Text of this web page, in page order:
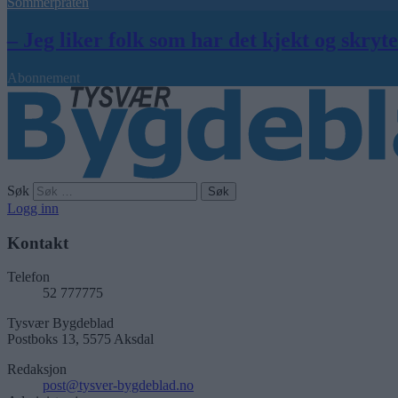
– Jeg liker folk som har det kjekt og
Abonnement
Søk
Logg inn
Kontakt
Telefon
52 777775
Tysvær Bygdeblad
Postboks 13, 5575 Aksdal
Redaksjon
post@tysver-bygdeblad.no